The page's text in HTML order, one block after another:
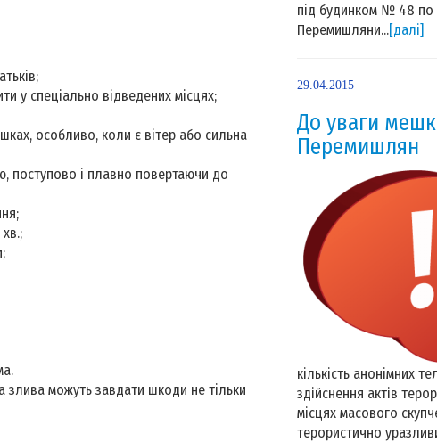
у спеціально відведених місцях;
особливо, коли є вітер або сильна
поступово i плавно повертаючи до
злива можуть завдати шкоди не тiльки
під будинком № 48 по
Перемишляни...[далі]
29.04.2015
До уваги
Перемишлян
кількість анонімних
здійснення актів
місцях масового
терористично